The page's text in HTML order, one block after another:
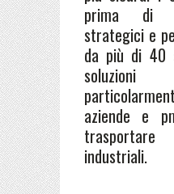
prima di
strategici e
da più di 40
aziende e
industriali.